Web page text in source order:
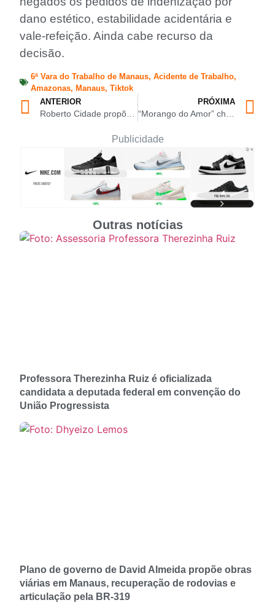
dano estético, estabilidade acidentária e
vale-refeição. Ainda cabe recurso da
decisão.
6ª Vara do Trabalho de Manaus, Acidente de Trabalho,
Amazonas, Manaus, Tiktok
ANTERIOR
PRÓXIMA
Publicidade
Outras notícias
Professora Therezinha Ruiz é oficializada
candidata a deputada federal em convenção do
União Progressista
Plano de governo de David Almeida propõe obras
viárias em Manaus, recuperação de rodovias e
articulação pela BR-319